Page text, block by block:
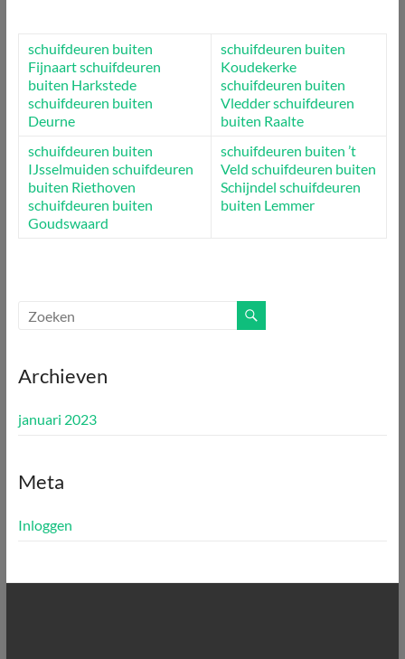
schuifdeuren buiten
Fijnaartschuifdeuren
buiten Harkstede
schuifdeuren buiten
Deurne
schuifdeuren buiten
Koudekerke
schuifdeuren buiten
Vledderschuifdeuren
buiten Raalte
schuifdeuren buiten
IJsselmuiden schuifdeuren
buiten Riethoven
schuifdeuren buiten
Goudswaard
schuifdeuren buiten ’t
Veld schuifdeuren buiten
Schijndel schuifdeuren
buiten Lemmer
Archieven
januari 2023
Meta
Inloggen